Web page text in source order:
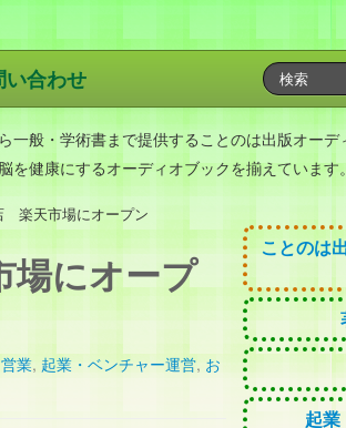
い合わせ
一般・学術書まで提供することのは出版オーデ
健康にするオーディオブックを揃えています。
楽天市場にオープン
にオープ
営業, 起業・ベンチャー運営, お
ことのは
起